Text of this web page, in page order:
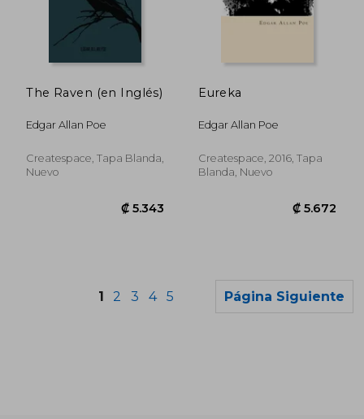
The Raven (en Inglés)
Edgar Allan Poe
Createspace, Tapa Blanda,
Nuevo
Eureka
Edgar Allan Poe
Createspace, 2016, Tapa
Blanda, Nuevo
1 2 3 4 5 Página Siguiente